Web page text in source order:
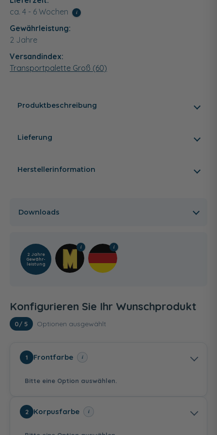
ca. 4 - 6 Wochen
i
Gewährleistung:
2 Jahre
Versandindex:
Transportpalette Groß (60)
Produktbeschreibung
Lieferung
Herstellerinformation
Downloads
2 Jahre
Gewähr­
leistung
Konfigurieren Sie Ihr Wunschprodukt
0/ 5 Optionen ausgewählt
1 Frontfarbe i
Bitte eine Option auswählen.
2 Korpusfarbe i